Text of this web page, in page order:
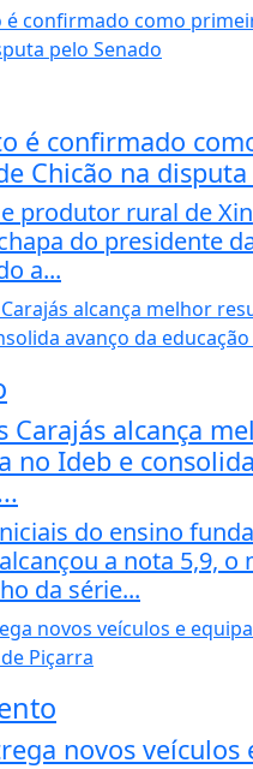
é confirmado
Chicão na
produtor rural de
do presidente
a...
Carajás alcança
no Ideb e
do ensino
a nota 5,9, o
da série...
novos veículos